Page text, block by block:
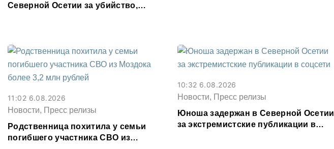
Северной Осетии за убийство,
11:02 6.08.2026
Новости, Пресс релизы
Родственница похитила у семьи
погибшего участника СВО из
10:32 6.08.2026
Новости, Пресс релизы
Юноша задержан в Северной Осетии
за экстремистские публикации в